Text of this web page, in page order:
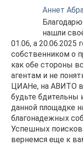
Аннет
нашли
01.06, а 20.06.2025
собственником о
как обе стороны
агентам и не
ЦИАНе, на АВИТО
будьте бдительны
данной площадке
благонадежных
Успешных поисков
вернемся еще к